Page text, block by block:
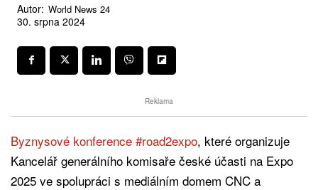
Autor: World News 24
30. srpna 2024
Reklama
Byznysové konference #road2expo, které organizuje
Kancelář generálního komisaře české účasti na Expo
2025 ve spolupráci s mediálním domem CNC a